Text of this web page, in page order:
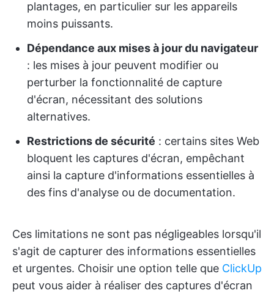
plantages, en particulier sur les appareils
moins puissants.
Dépendance aux mises à jour du navigateur
: les mises à jour peuvent modifier ou
perturber la fonctionnalité de capture
d'écran, nécessitant des solutions
alternatives.
Restrictions de sécurité : certains sites Web
bloquent les captures d'écran, empêchant
ainsi la capture d'informations essentielles à
des fins d'analyse ou de documentation.
Ces limitations ne sont pas négligeables lorsqu'il
s'agit de capturer des informations essentielles
et urgentes. Choisir une option telle que ClickUp
peut vous aider à réaliser des captures d'écran